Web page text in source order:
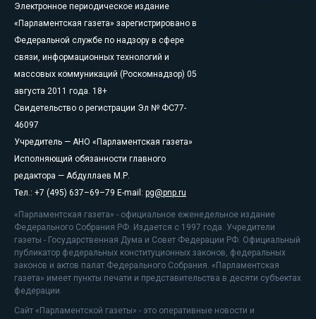
Электронное периодическое издание
«Парламентская газета» зарегистрировано в
Федеральной службе по надзору в сфере
связи, информационных технологий и
массовых коммуникаций (Роскомнадзор) 05
августа 2011 года. 18+
Свидетельство о регистрации Эл № ФС77-
46097
Учредитель — АНО «Парламентская газета»
Исполняющий обязанности главного
редактора — Абдуллаев М.Р.
Тел.: +7 (495) 637–69–79 E-mail: pg@pnp.ru
«Парламентская газета» - официальное еженедельное издание
Федерального Собрания РФ. Издается с 1997 года. Учредители
газеты - Государственная Дума и Совет Федерации РФ. Официальный
публикатор федеральных конституционных законов, федеральных
законов и актов палат Федерального Собрания. «Парламентская
газета» имеет пункты печати и представительства в десяти субъектах
федерации.
Сайт «Парламентской газеты» - это оперативные новости и